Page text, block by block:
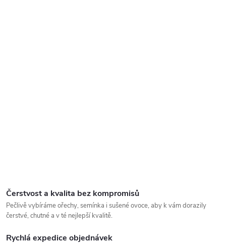
Čerstvost a kvalita bez kompromisů
Pečlivě vybíráme ořechy, semínka i sušené ovoce, aby k vám dorazily
čerstvé, chutné a v té nejlepší kvalitě.
Rychlá expedice objednávek